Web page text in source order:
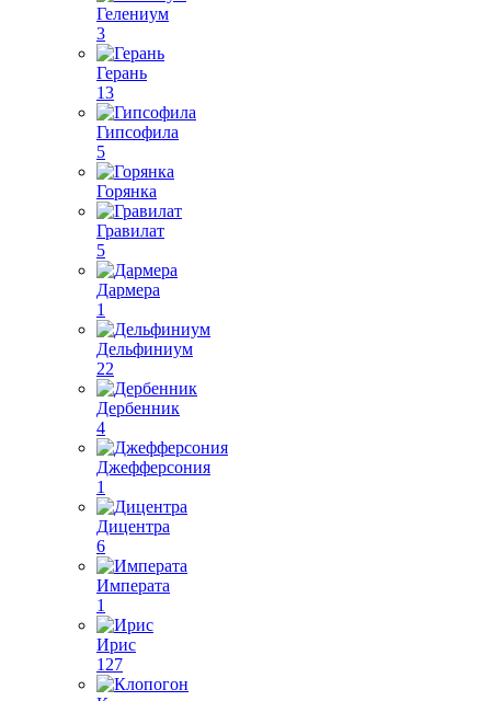
Гелениум
3
Герань
13
Гипсофила
5
Горянка
Гравилат
5
Дармера
1
Дельфиниум
22
Дербенник
4
Джефферсония
1
Дицентра
6
Императа
1
Ирис
127